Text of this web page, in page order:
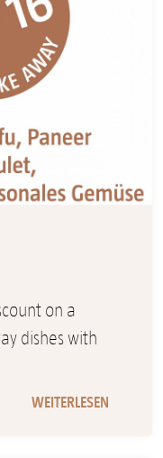
on a
dishes with
WEITERLESEN